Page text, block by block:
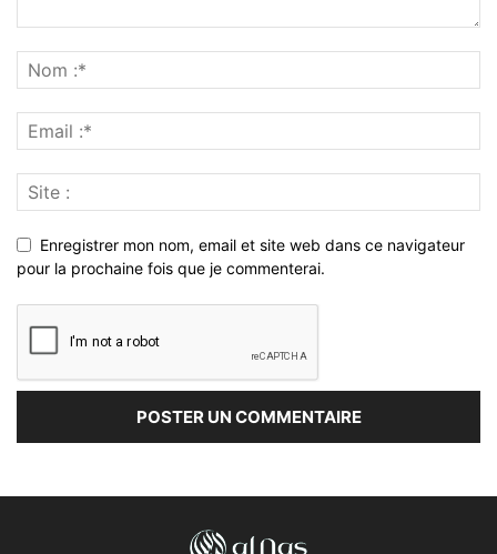
Enregistrer mon nom, email et site web dans ce navigateur
pour la prochaine fois que je commenterai.